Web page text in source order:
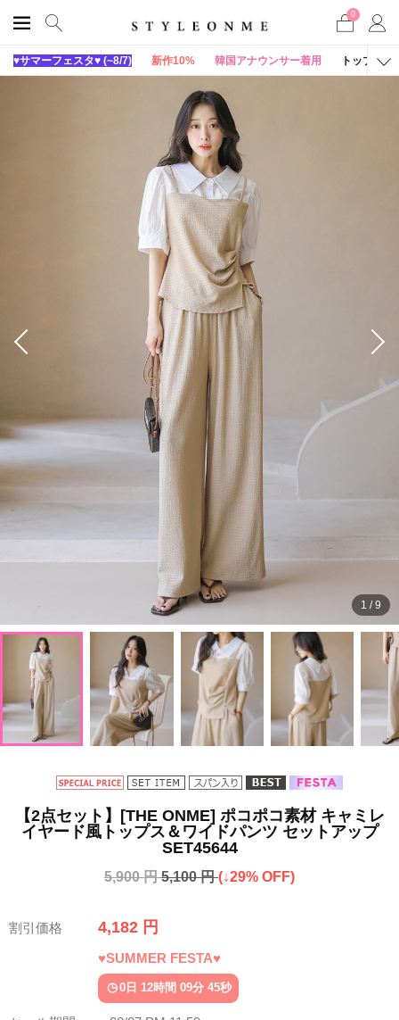
0
♥サマーフェスタ♥ (~8/7) 新作10% 韓国アナウンサー着用 トップス
1 /9
【2点セット】[THE ONME] ポコポコ素材 キャミレ
イヤード風トップス＆ワイドパンツ セットアップ
SET45644
5,900 円5,100 円(↓29% OFF)
割引価格 4,182 円
♥SUMMER FESTA♥
0日 12時間 09分 40秒